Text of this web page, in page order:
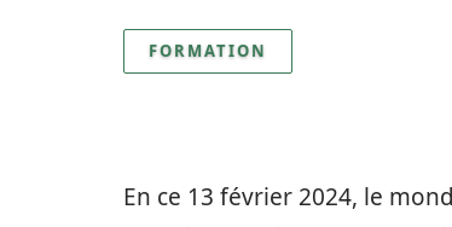
FORMATION
En ce 13 février 2024, le